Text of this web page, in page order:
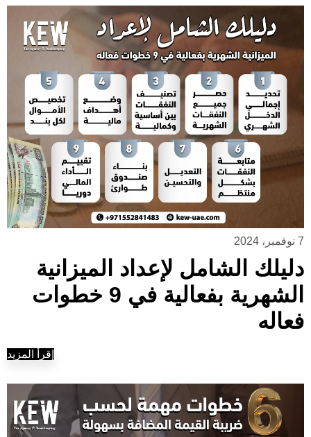
7 نوفمبر، 2024
دليلك الشامل لإعداد الميزانية
الشهرية بفعالية في 9 خطوات
فعاله
إقرأ المزيد